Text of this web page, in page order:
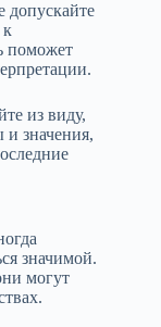
допускайте
к
поможет
из виду,
и значения,
значимой.
могут